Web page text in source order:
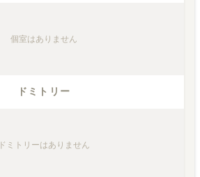
個室はありません
ドミトリー
ドミトリーはありません